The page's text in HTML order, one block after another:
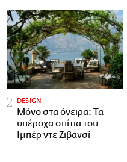
DESIGN
Μόνο στα όνειρα: Τα
υπέροχα σπίτια του
Ιμπέρ ντε Ζιβανσί